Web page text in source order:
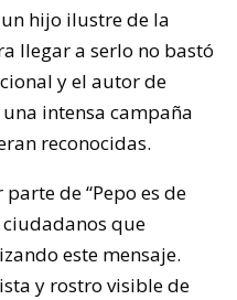
hijo ilustre de la
llegar a serlo no bastó
y el autor de
intensa campaña
reconocidas.
de “Pepo es de
ciudadanos que
este mensaje.
y rostro visible de